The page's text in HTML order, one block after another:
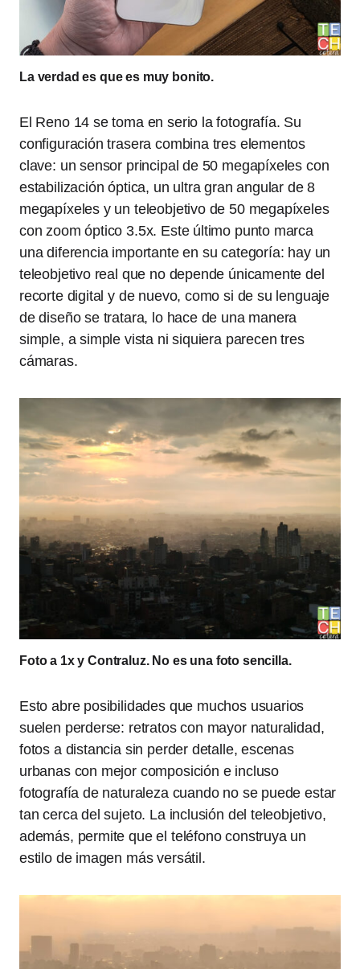
La verdad es que es muy bonito.
El Reno 14 se toma en serio la fotografía. Su
configuración trasera combina tres elementos
clave: un sensor principal de 50 megapíxeles con
estabilización óptica, un ultra gran angular de 8
megapíxeles y un teleobjetivo de 50 megapíxeles
con zoom óptico 3.5x. Este último punto marca
una diferencia importante en su categoría: hay un
teleobjetivo real que no depende únicamente del
recorte digital y de nuevo, como si de su lenguaje
de diseño se tratara, lo hace de una manera
simple, a simple vista ni siquiera parecen tres
cámaras.
Foto a 1x y Contraluz. No es una foto sencilla.
Esto abre posibilidades que muchos usuarios
suelen perderse: retratos con mayor naturalidad,
fotos a distancia sin perder detalle, escenas
urbanas con mejor composición e incluso
fotografía de naturaleza cuando no se puede estar
tan cerca del sujeto. La inclusión del teleobjetivo,
además, permite que el teléfono construya un
estilo de imagen más versátil.